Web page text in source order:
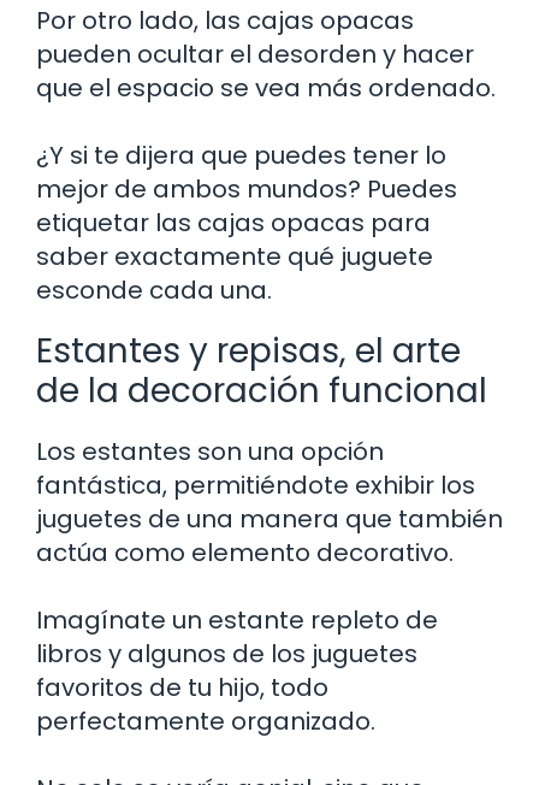
Por otro lado, las cajas opacas
pueden ocultar el desorden y hacer
que el espacio se vea más ordenado.
¿Y si te dijera que puedes tener lo
mejor de ambos mundos? Puedes
etiquetar las cajas opacas para
saber exactamente qué juguete
esconde cada una.
Estantes y repisas, el arte
de la decoración funcional
Los estantes son una opción
fantástica, permitiéndote exhibir los
juguetes de una manera que también
actúa como elemento decorativo.
Imagínate un estante repleto de
libros y algunos de los juguetes
favoritos de tu hijo, todo
perfectamente organizado.